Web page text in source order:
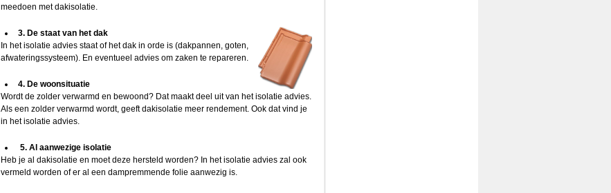
meedoen met dakisolatie.
3. De staat van het dak
In het isolatie advies staat of het dak in orde is (dakpannen, goten,
afwateringssysteem). En eventueel advies om zaken te repareren.
4. De woonsituatie
Wordt de zolder verwarmd en bewoond? Dat maakt deel uit van het isolatie advies.
Als een zolder verwarmd wordt, geeft dakisolatie meer rendement. Ook dat vind je
in het isolatie advies.
5. Al aanwezige isolatie
Heb je al dakisolatie en moet deze hersteld worden? In het isolatie advies zal ook
vermeld worden of er al een dampremmende folie aanwezig is.